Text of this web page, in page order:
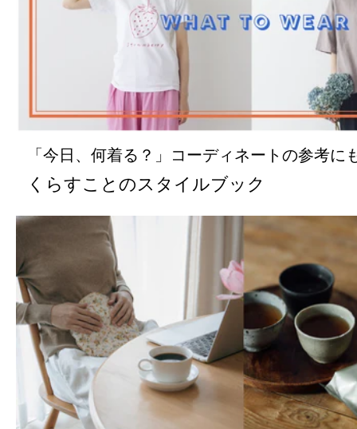
「今日、何着る？」コーディネートの参考に
くらすことのスタイルブック